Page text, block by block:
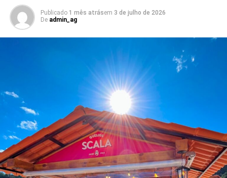
Publicado 1 mês atrásem 3 de julho de 2026
De admin_ag